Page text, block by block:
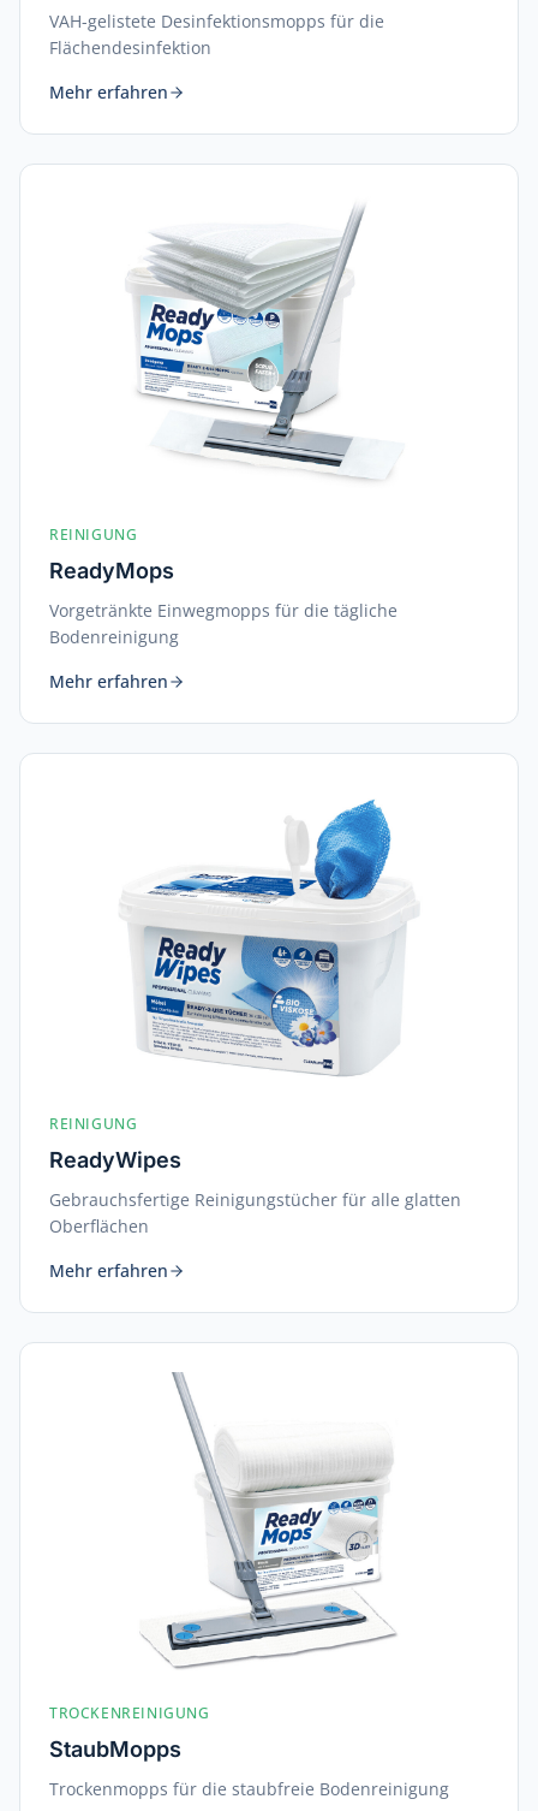
VAH-gelistete Desinfektionsmopps für die
Flächendesinfektion
Mehr erfahren
REINIGUNG
ReadyMops
Vorgetränkte Einwegmopps für die tägliche
Bodenreinigung
Mehr erfahren
REINIGUNG
ReadyWipes
Gebrauchsfertige Reinigungstücher für alle glatten
Oberflächen
Mehr erfahren
TROCKENREINIGUNG
StaubMopps
Trockenmopps für die staubfreie Bodenreinigung